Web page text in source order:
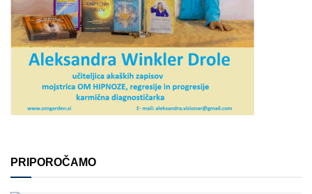
PRIPOROČAMO